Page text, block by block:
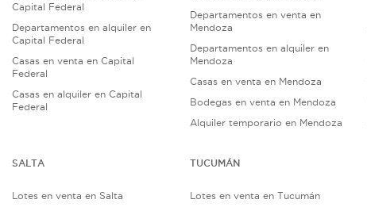
Capital Federal
Departamentos en alquiler en
Capital Federal
Casas en venta en Capital
Federal
Casas en alquiler en Capital
Federal
Departamentos en venta en
Mendoza
Departamentos en alquiler en
Mendoza
Casas en venta en Mendoza
Bodegas en venta en Mendoza
Alquiler temporario en Mendoza
SALTA
Lotes en venta en Salta
TUCUMÁN
Lotes en venta en Tucumán